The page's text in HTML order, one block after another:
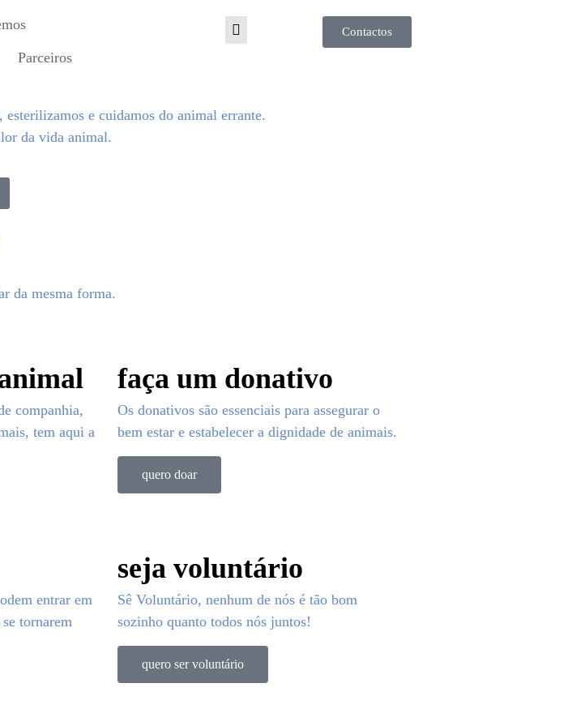
Parceiros
Contactos
e cuidamos do animal errante.
da vida animal.
da mesma forma.
companhia,
tem aqui a
faça um donativo
Os donativos são essenciais para assegurar o
bem estar e estabelecer a dignidade de animais.
quero doar
entrar em
tornarem
seja voluntário
Sê Voluntário, nenhum de nós é tão bom
sozinho quanto todos nós juntos!
quero ser voluntário